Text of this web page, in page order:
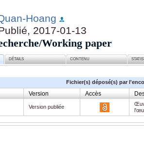
Hoang
2017-01-13
Working paper
DÉTAILS CONTENU
Fichier(s) déposé(s) par
Version Accès
Version publiée